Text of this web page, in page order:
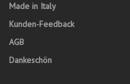
Made in Italy
Kunden-Feedback
AGB
Dankeschön